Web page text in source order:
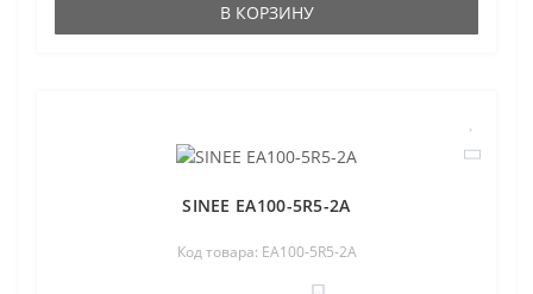
В КОРЗИНУ
SINEE EA100-5R5-2A
Код товара: EA100-5R5-2A